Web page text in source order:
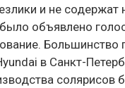
и не содержат
объявлено
Большинство
в Санкт-
солярисов